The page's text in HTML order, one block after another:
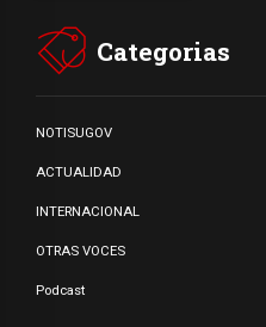
Categorias
NOTISUGOV
ACTUALIDAD
INTERNACIONAL
OTRAS VOCES
Podcast